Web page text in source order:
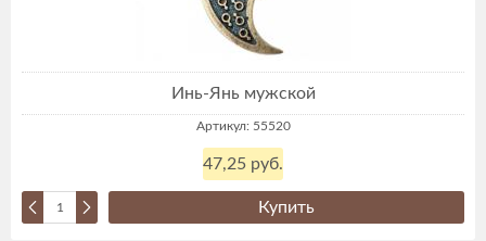
Инь-Янь мужской
Артикул: 55520
47,25 руб.
Купить